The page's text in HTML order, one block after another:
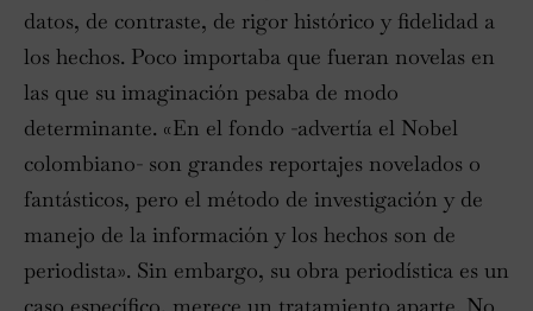
datos, de contraste, de rigor histórico y fidelidad a
los hechos. Poco importaba que fueran novelas en
las que su imaginación pesaba de modo
determinante. «En el fondo -advertía el Nobel
colombiano- son grandes reportajes novelados o
fantásticos, pero el método de investigación y de
manejo de la información y los hechos son de
periodista». Sin embargo, su obra periodística es un
caso específico, merece un tratamiento aparte. No